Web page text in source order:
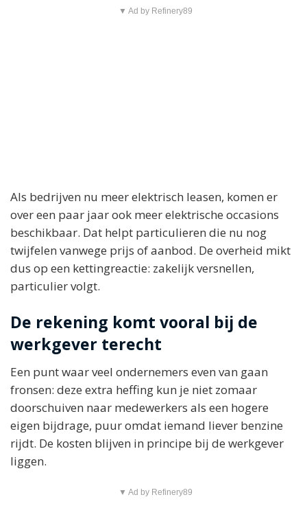
▼ Ad by Refinery89
Als bedrijven nu meer elektrisch leasen, komen er
over een paar jaar ook meer elektrische occasions
beschikbaar. Dat helpt particulieren die nu nog
twijfelen vanwege prijs of aanbod. De overheid mikt
dus op een kettingreactie: zakelijk versnellen,
particulier volgt.
De rekening komt vooral bij de
werkgever terecht
Een punt waar veel ondernemers even van gaan
fronsen: deze extra heffing kun je niet zomaar
doorschuiven naar medewerkers als een hogere
eigen bijdrage, puur omdat iemand liever benzine
rijdt. De kosten blijven in principe bij de werkgever
liggen.
▼ Ad by Refinery89